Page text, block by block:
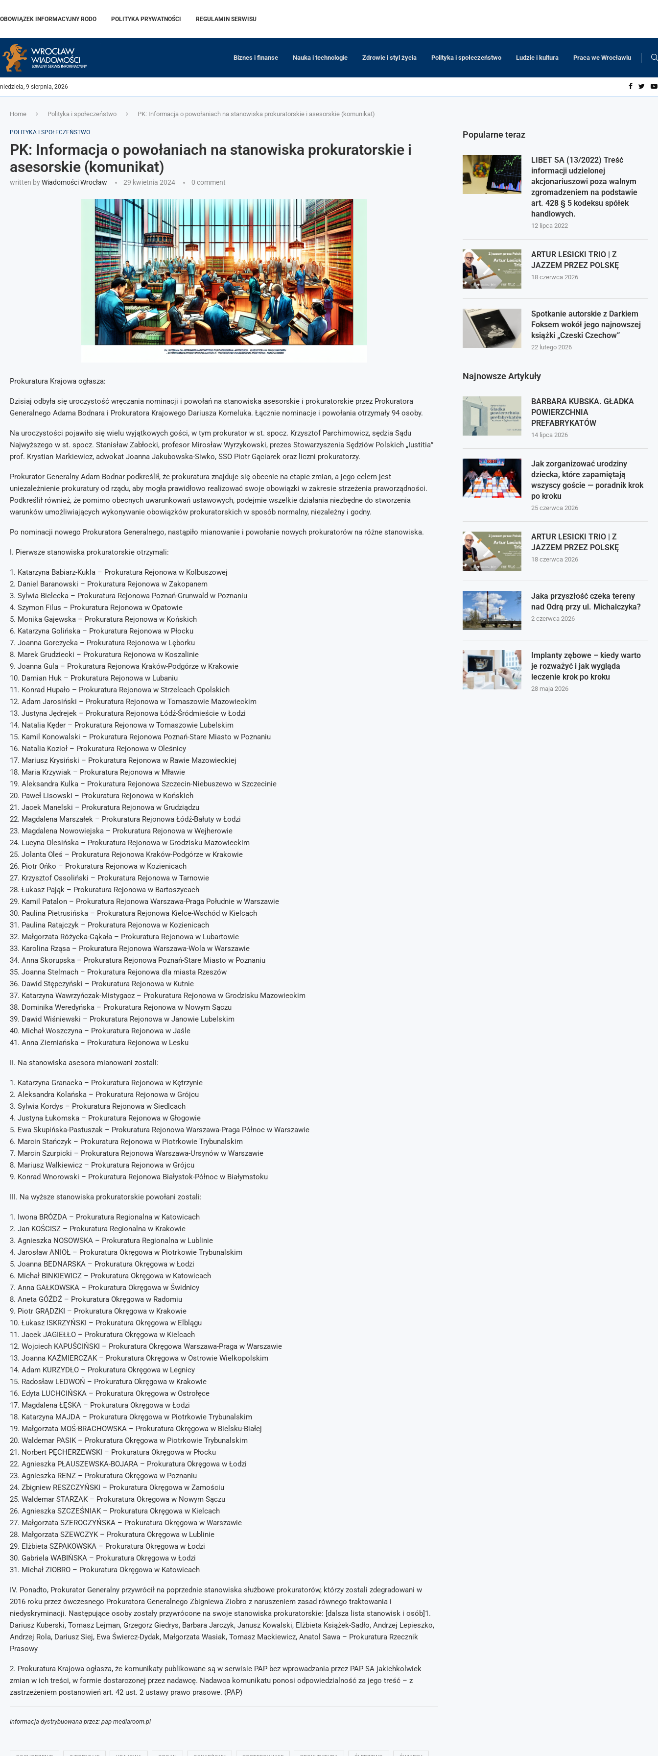
OBOWIĄZEK INFORMACYJNY RODO POLITYKA PRYWATNOŚCI REGULAMIN SERWISU
Biznes i finanse Nauka i technologie Zdrowie i styl życia Polityka i społeczeństwo Ludzie i kultura Praca we Wrocławiu
niedziela, 9 sierpnia, 2026
Home Polityka i społeczeństwo PK: Informacja o powołaniach na stanowiska prokuratorskie i asesorskie (komunikat)
POLITYKA I SPOŁECZEŃSTWO
PK: Informacja o powołaniach na stanowiska prokuratorskie i
asesorskie (komunikat)
written byWiadomości Wrocław 29 kwietnia 2024 0 comment
Prokuratura Krajowa ogłasza:
Dzisiaj odbyła się uroczystość wręczania nominacji i powołań na stanowiska asesorskie i prokuratorskie przez Prokuratora
Generalnego Adama Bodnara i Prokuratora Krajowego Dariusza Korneluka. Łącznie nominacje i powołania otrzymały 94 osoby.
Na uroczystości pojawiło się wielu wyjątkowych gości, w tym prokurator w st. spocz. Krzysztof Parchimowicz, sędzia Sądu
Najwyższego w st. spocz. Stanisław Zabłocki, profesor Mirosław Wyrzykowski, prezes Stowarzyszenia Sędziów Polskich „Iustitia”
prof. Krystian Markiewicz, adwokat Joanna Jakubowska-Siwko, SSO Piotr Gąciarek oraz liczni prokuratorzy.
Prokurator Generalny Adam Bodnar podkreślił, że prokuratura znajduje się obecnie na etapie zmian, a jego celem jest
uniezależnienie prokuratury od rządu, aby mogła prawidłowo realizować swoje obowiązki w zakresie strzeżenia praworządności.
Podkreślił również, że pomimo obecnych uwarunkowań ustawowych, podejmie wszelkie działania niezbędne do stworzenia
warunków umożliwiających wykonywanie obowiązków prokuratorskich w sposób normalny, niezależny i godny.
Po nominacji nowego Prokuratora Generalnego, nastąpiło mianowanie i powołanie nowych prokuratorów na różne stanowiska.
I. Pierwsze stanowiska prokuratorskie otrzymali:
1. Katarzyna Babiarz-Kukla – Prokuratura Rejonowa w Kolbuszowej
2. Daniel Baranowski – Prokuratura Rejonowa w Zakopanem
3. Sylwia Bielecka – Prokuratura Rejonowa Poznań-Grunwald w Poznaniu
4. Szymon Filus – Prokuratura Rejonowa w Opatowie
5. Monika Gajewska – Prokuratura Rejonowa w Końskich
6. Katarzyna Golińska – Prokuratura Rejonowa w Płocku
7. Joanna Gorczycka – Prokuratura Rejonowa w Lęborku
8. Marek Grudziecki – Prokuratura Rejonowa w Koszalinie
9. Joanna Gula – Prokuratura Rejonowa Kraków-Podgórze w Krakowie
10. Damian Huk – Prokuratura Rejonowa w Lubaniu
11. Konrad Hupało – Prokuratura Rejonowa w Strzelcach Opolskich
12. Adam Jarosiński – Prokuratura Rejonowa w Tomaszowie Mazowieckim
13. Justyna Jędrejek – Prokuratura Rejonowa Łódź-Śródmieście w Łodzi
14. Natalia Kęder – Prokuratura Rejonowa w Tomaszowie Lubelskim
15. Kamil Konowalski – Prokuratura Rejonowa Poznań-Stare Miasto w Poznaniu
16. Natalia Kozioł – Prokuratura Rejonowa w Oleśnicy
17. Mariusz Krysiński – Prokuratura Rejonowa w Rawie Mazowieckiej
18. Maria Krzywiak – Prokuratura Rejonowa w Mławie
19. Aleksandra Kulka – Prokuratura Rejonowa Szczecin-Niebuszewo w Szczecinie
20. Paweł Lisowski – Prokuratura Rejonowa w Końskich
21. Jacek Manelski – Prokuratura Rejonowa w Grudziądzu
22. Magdalena Marszałek – Prokuratura Rejonowa Łódź-Bałuty w Łodzi
23. Magdalena Nowowiejska – Prokuratura Rejonowa w Wejherowie
24. Lucyna Olesińska – Prokuratura Rejonowa w Grodzisku Mazowieckim
25. Jolanta Oleś – Prokuratura Rejonowa Kraków-Podgórze w Krakowie
26. Piotr Ońko – Prokuratura Rejonowa w Kozienicach
27. Krzysztof Ossoliński – Prokuratura Rejonowa w Tarnowie
28. Łukasz Pająk – Prokuratura Rejonowa w Bartoszycach
29. Kamil Patalon – Prokuratura Rejonowa Warszawa-Praga Południe w Warszawie
30. Paulina Pietrusińska – Prokuratura Rejonowa Kielce-Wschód w Kielcach
31. Paulina Ratajczyk – Prokuratura Rejonowa w Kozienicach
32. Małgorzata Różycka-Cąkała – Prokuratura Rejonowa w Lubartowie
33. Karolina Rząsa – Prokuratura Rejonowa Warszawa-Wola w Warszawie
34. Anna Skorupska – Prokuratura Rejonowa Poznań-Stare Miasto w Poznaniu
35. Joanna Stelmach – Prokuratura Rejonowa dla miasta Rzeszów
36. Dawid Stępczyński – Prokuratura Rejonowa w Kutnie
37. Katarzyna Wawrzyńczak-Mistygacz – Prokuratura Rejonowa w Grodzisku Mazowieckim
38. Dominika Weredyńska – Prokuratura Rejonowa w Nowym Sączu
39. Dawid Wiśniewski – Prokuratura Rejonowa w Janowie Lubelskim
40. Michał Woszczyna – Prokuratura Rejonowa w Jaśle
41. Anna Ziemiańska – Prokuratura Rejonowa w Lesku
II. Na stanowiska asesora mianowani zostali:
1. Katarzyna Granacka – Prokuratura Rejonowa w Kętrzynie
2. Aleksandra Kolańska – Prokuratura Rejonowa w Grójcu
3. Sylwia Kordys – Prokuratura Rejonowa w Siedlcach
4. Justyna Łukomska – Prokuratura Rejonowa w Głogowie
5. Ewa Skupińska-Pastuszak – Prokuratura Rejonowa Warszawa-Praga Północ w Warszawie
6. Marcin Stańczyk – Prokuratura Rejonowa w Piotrkowie Trybunalskim
7. Marcin Szurpicki – Prokuratura Rejonowa Warszawa-Ursynów w Warszawie
8. Mariusz Walkiewicz – Prokuratura Rejonowa w Grójcu
9. Konrad Wnorowski – Prokuratura Rejonowa Białystok-Północ w Białymstoku
III. Na wyższe stanowiska prokuratorskie powołani zostali:
1. Iwona BRÓZDA – Prokuratura Regionalna w Katowicach
2. Jan KOŚCISZ – Prokuratura Regionalna w Krakowie
3. Agnieszka NOSOWSKA – Prokuratura Regionalna w Lublinie
4. Jarosław ANIOŁ – Prokuratura Okręgowa w Piotrkowie Trybunalskim
5. Joanna BEDNARSKA – Prokuratura Okręgowa w Łodzi
6. Michał BINKIEWICZ – Prokuratura Okręgowa w Katowicach
7. Anna GAŁKOWSKA – Prokuratura Okręgowa w Świdnicy
8. Aneta GÓŹDŹ – Prokuratura Okręgowa w Radomiu
9. Piotr GRĄDZKI – Prokuratura Okręgowa w Krakowie
10. Łukasz ISKRZYŃSKI – Prokuratura Okręgowa w Elblągu
11. Jacek JAGIEŁŁO – Prokuratura Okręgowa w Kielcach
12. Wojciech KAPUŚCIŃSKI – Prokuratura Okręgowa Warszawa-Praga w Warszawie
13. Joanna KAŹMIERCZAK – Prokuratura Okręgowa w Ostrowie Wielkopolskim
14. Adam KURZYDŁO – Prokuratura Okręgowa w Legnicy
15. Radosław LEDWOŃ – Prokuratura Okręgowa w Krakowie
16. Edyta LUCHCIŃSKA – Prokuratura Okręgowa w Ostrołęce
17. Magdalena ŁĘSKA – Prokuratura Okręgowa w Łodzi
18. Katarzyna MAJDA – Prokuratura Okręgowa w Piotrkowie Trybunalskim
19. Małgorzata MOŚ-BRACHOWSKA – Prokuratura Okręgowa w Bielsku-Białej
20. Waldemar PASIK – Prokuratura Okręgowa w Piotrkowie Trybunalskim
21. Norbert PĘCHERZEWSKI – Prokuratura Okręgowa w Płocku
22. Agnieszka PŁAUSZEWSKA-BOJARA – Prokuratura Okręgowa w Łodzi
23. Agnieszka RENZ – Prokuratura Okręgowa w Poznaniu
24. Zbigniew RESZCZYŃSKI – Prokuratura Okręgowa w Zamościu
25. Waldemar STARZAK – Prokuratura Okręgowa w Nowym Sączu
26. Agnieszka SZCZEŚNIAK – Prokuratura Okręgowa w Kielcach
27. Małgorzata SZEROCZYŃSKA – Prokuratura Okręgowa w Warszawie
28. Małgorzata SZEWCZYK – Prokuratura Okręgowa w Lublinie
29. Elżbieta SZPAKOWSKA – Prokuratura Okręgowa w Łodzi
30. Gabriela WABIŃSKA – Prokuratura Okręgowa w Łodzi
31. Michał ZIOBRO – Prokuratura Okręgowa w Katowicach
IV. Ponadto, Prokurator Generalny przywrócił na poprzednie stanowiska służbowe prokuratorów, którzy zostali zdegradowani w
2016 roku przez ówczesnego Prokuratora Generalnego Zbigniewa Ziobro z naruszeniem zasad równego traktowania i
niedyskryminacji. Następujące osoby zostały przywrócone na swoje stanowiska prokuratorskie: [dalsza lista stanowisk i osób]1.
Dariusz Kuberski, Tomasz Lejman, Grzegorz Giedrys, Barbara Jarczyk, Janusz Kowalski, Elżbieta Książek-Sadło, Andrzej Lepieszko,
Andrzej Rola, Dariusz Siej, Ewa Świercz-Dydak, Małgorzata Wasiak, Tomasz Mackiewicz, Anatol Sawa – Prokuratura Rzecznik
Prasowy
2. Prokuratura Krajowa ogłasza, że komunikaty publikowane są w serwisie PAP bez wprowadzania przez PAP SA jakichkolwiek
zmian w ich treści, w formie dostarczonej przez nadawcę. Nadawca komunikatu ponosi odpowiedzialność za jego treść – z
zastrzeżeniem postanowień art. 42 ust. 2 ustawy prawo prasowe. (PAP)
Informacja dystrybuowana przez: pap-mediaroom.pl
Popularne teraz
LIBET SA (13/2022) Treść
informacji udzielonej
akcjonariuszowi poza walnym
zgromadzeniem na podstawie
art. 428 § 5 kodeksu spółek
handlowych.
12 lipca 2022
ARTUR LESICKI TRIO | Z
JAZZEM PRZEZ POLSKĘ
18 czerwca 2026
Spotkanie autorskie z Darkiem
Foksem wokół jego najnowszej
książki „Czeski Czechow”
22 lutego 2026
Najnowsze Artykuły
BARBARA KUBSKA. GŁADKA
POWIERZCHNIA
PREFABRYKATÓW
14 lipca 2026
Jak zorganizować urodziny
dziecka, które zapamiętają
wszyscy goście — poradnik krok
po kroku
25 czerwca 2026
ARTUR LESICKI TRIO | Z
JAZZEM PRZEZ POLSKĘ
18 czerwca 2026
Jaka przyszłość czeka tereny
nad Odrą przy ul. Michalczyka?
2 czerwca 2026
Implanty zębowe – kiedy warto
je rozważyć i jak wygląda
leczenie krok po kroku
28 maja 2026